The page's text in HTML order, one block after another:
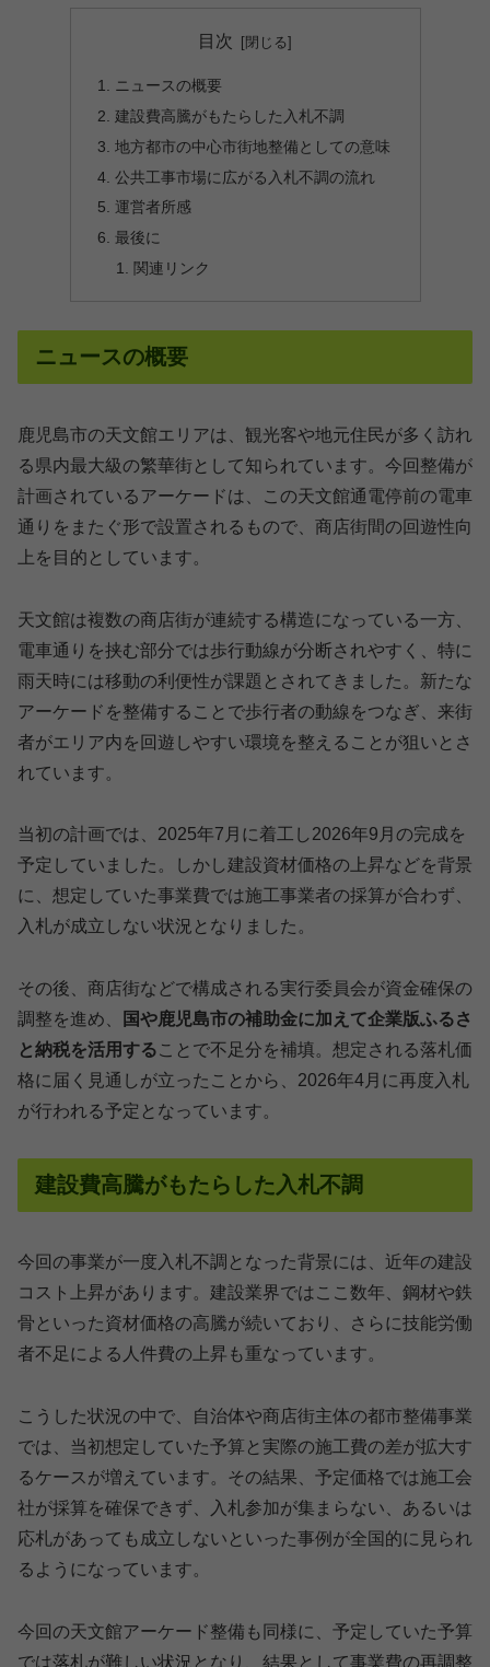
目次
ニュースの概要
建設費高騰がもたらした入札不調
地方都市の中心市街地整備としての意味
公共工事市場に広がる入札不調の流れ
運営者所感
最後に
関連リンク
ニュースの概要
鹿児島市の天文館エリアは、観光客や地元住民が多く訪れ
る県内最大級の繁華街として知られています。今回整備が
計画されているアーケードは、この天文館通電停前の電車
通りをまたぐ形で設置されるもので、商店街間の回遊性向
上を目的としています。
天文館は複数の商店街が連続する構造になっている一方、
電車通りを挟む部分では歩行動線が分断されやすく、特に
雨天時には移動の利便性が課題とされてきました。新たな
アーケードを整備することで歩行者の動線をつなぎ、来街
者がエリア内を回遊しやすい環境を整えることが狙いとさ
れています。
当初の計画では、2025年7月に着工し2026年9月の完成を
予定していました。しかし建設資材価格の上昇などを背景
に、想定していた事業費では施工事業者の採算が合わず、
入札が成立しない状況となりました。
その後、商店街などで構成される実行委員会が資金確保の
調整を進め、
国や鹿児島市の補助金に加えて企業版ふるさ
と納税を活用することで不足分を補填。想定される落札価
格に届く見通しが立ったことから、2026年4月に再度入札
が行われる予定となっています。
建設費高騰がもたらした入札不調
今回の事業が一度入札不調となった背景には、近年の建設
コスト上昇があります。建設業界ではここ数年、鋼材や鉄
骨といった資材価格の高騰が続いており、さらに技能労働
者不足による人件費の上昇も重なっています。
こうした状況の中で、自治体や商店街主体の都市整備事業
では、当初想定していた予算と実際の施工費の差が拡大す
るケースが増えています。その結果、予定価格では施工会
社が採算を確保できず、入札参加が集まらない、あるいは
応札があっても成立しないといった事例が全国的に見られ
るようになっています。
今回の天文館アーケード整備も同様に、予定していた予算
では落札が難しい状況となり、結果として事業費の再調整